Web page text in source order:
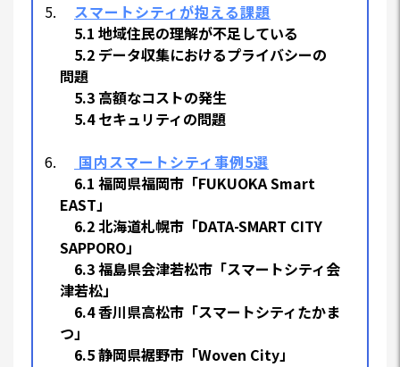
スマートシティが抱える課題
5.1 地域住民の理解が不足している
5.2 データ収集におけるプライバシーの
問題
5.3 高額なコストの発生
5.4 セキュリティの問題
国内スマートシティ事例5選
6.1 福岡県福岡市「FUKUOKA Smart
EAST」
6.2 北海道札幌市「DATA-SMART CITY
SAPPORO」
6.3 福島県会津若松市「スマートシティ会
津若松」
6.4 香川県高松市「スマートシティたかま
つ」
6.5 静岡県裾野市「Woven City」